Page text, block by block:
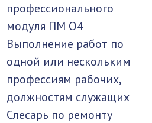
профессионального
модуля ПМ О4
Выполнение работ по
одной или нескольким
профессиям рабочих,
должностям служащих
Слесарь по ремонту